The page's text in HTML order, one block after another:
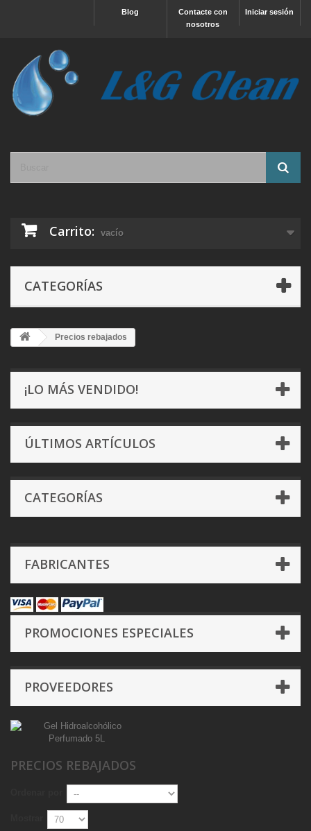
Iniciar sesión
Contacte con
nosotros
Blog
Carrito: vacío
CATEGORÍAS
Precios rebajados
¡LO MÁS VENDIDO!
ÚLTIMOS ARTÍCULOS
CATEGORÍAS
FABRICANTES
PROMOCIONES ESPECIALES
PROVEEDORES
PRECIOS REBAJADOS